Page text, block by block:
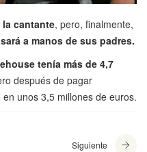
cantante, pero, finalmente,
a manos de sus padres.
tenía más de 4,7
después de pagar
unos 3,5 millones de euros.
Siguiente